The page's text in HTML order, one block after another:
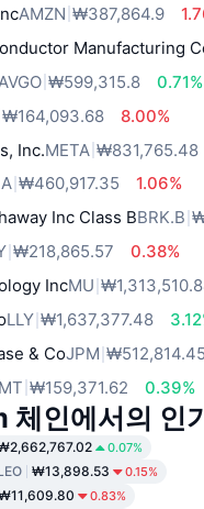
AMZN ₩387,864.9
Manufacturing
AVGO ₩599,315.8
0.71%
₩164,093.68
8.00%
Inc.META ₩831,765.48
₩460,917.35
1.06%
Inc Class BBRK.B
₩218,865.57
0.38%
IncMU
LLY ₩1,637,377.48
& CoJPM ₩512,814.45
₩159,371.62 0.39%
인에서의 인
0.07%
₩13,898.53 0.15%
0.83%